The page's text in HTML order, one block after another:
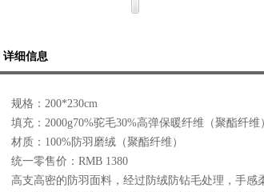
详细信息
规格：200*230cm
填充：2000g70%驼毛30%高弹保暖纤维（聚酯
材质：100%防羽磨绒（聚酯纤维）
统一零售价：RMB 1380
高支高密的防羽面料，经过防绒防钻毛处理，手